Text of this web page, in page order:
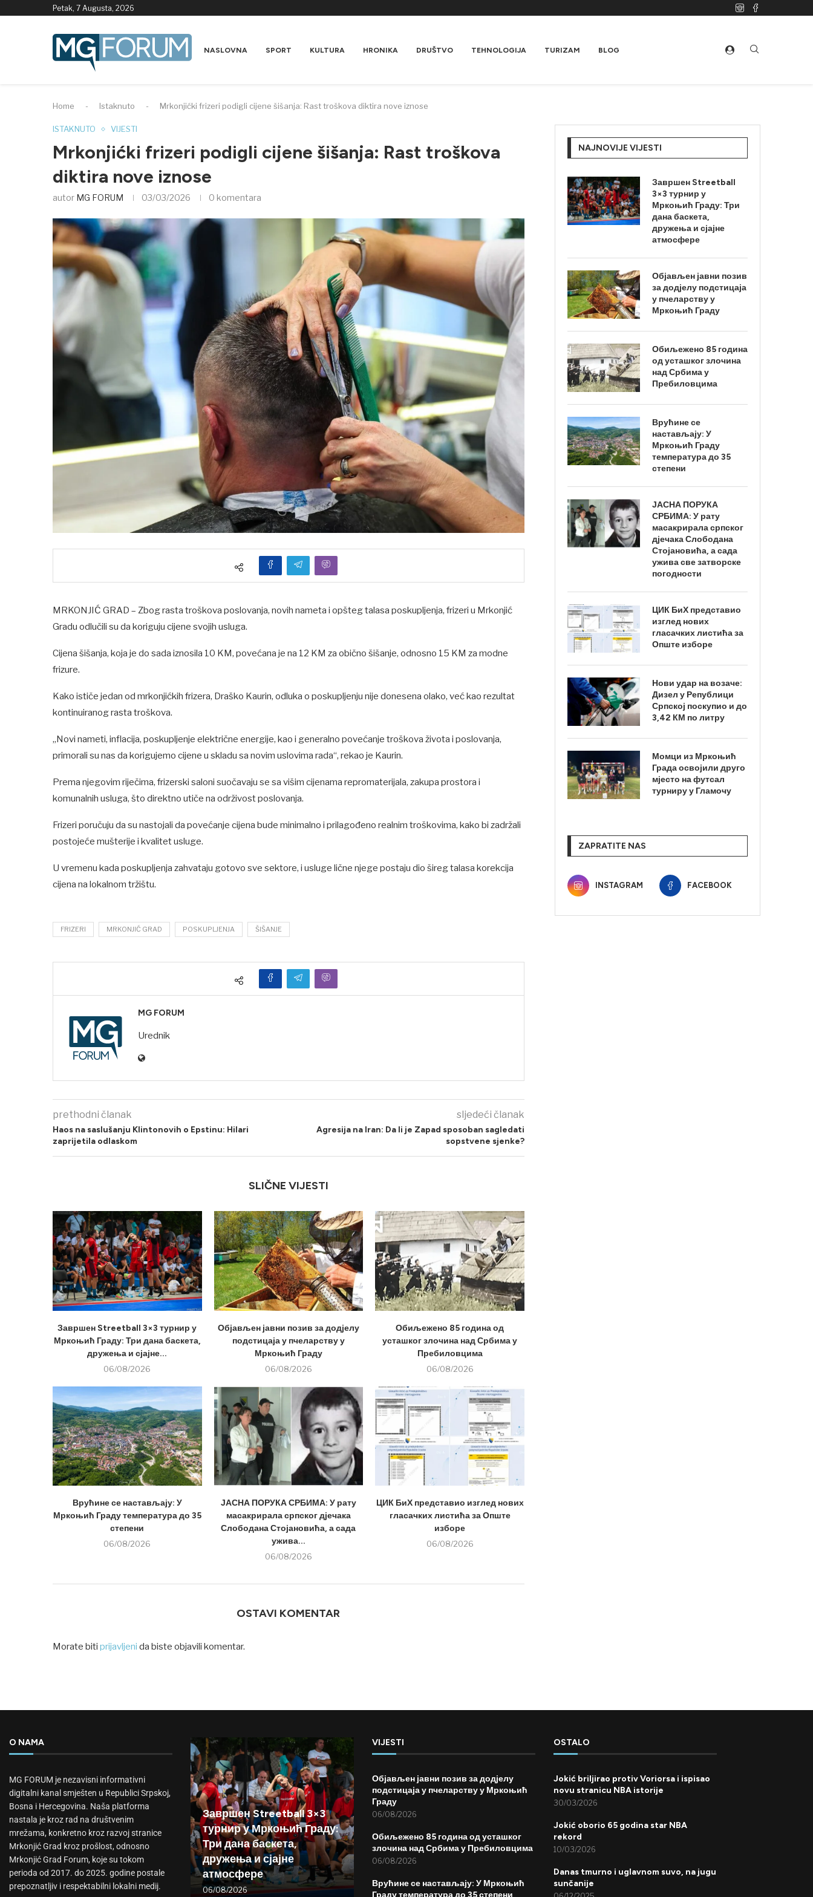
Petak, 7 Augusta, 2026
NASLOVNA SPORT KULTURA HRONIKA DRUŠTVO TEHNOLOGIJA TURIZAM BLOG
Home - Istaknuto - Mrkonjićki frizeri podigli cijene šišanja: Rast troškova diktira nove iznose
ISTAKNUTO VIJESTI
Mrkonjićki frizeri podigli cijene šišanja: Rast troškova
diktira nove iznose
autor MG FORUM 03/03/2026 0 komentara
MRKONJIĆ GRAD – Zbog rasta troškova poslovanja, novih nameta i opšteg talasa poskupljenja, frizeri u Mrkonjić
Gradu odlučili su da koriguju cijene svojih usluga.
Cijena šišanja, koja je do sada iznosila 10 KM, povećana je na 12 KM za obično šišanje, odnosno 15 KM za modne
frizure.
Kako ističe jedan od mrkonjićkih frizera, Draško Kaurin, odluka o poskupljenju nije donesena olako, već kao rezultat
kontinuiranog rasta troškova.
„Novi nameti, inflacija, poskupljenje električne energije, kao i generalno povećanje troškova života i poslovanja,
primorali su nas da korigujemo cijene u skladu sa novim uslovima rada“, rekao je Kaurin.
Prema njegovim riječima, frizerski saloni suočavaju se sa višim cijenama repromaterijala, zakupa prostora i
komunalnih usluga, što direktno utiče na održivost poslovanja.
Frizeri poručuju da su nastojali da povećanje cijena bude minimalno i prilagođeno realnim troškovima, kako bi zadržali
postojeće mušterije i kvalitet usluge.
U vremenu kada poskupljenja zahvataju gotovo sve sektore, i usluge lične njege postaju dio šireg talasa korekcija
cijena na lokalnom tržištu.
FRIZERI MRKONJIĆ GRAD POSKUPLJENJA ŠIŠANJE
MG FORUM
Urednik
prethodni članak
Haos na saslušanju Klintonovih o Epstinu: Hilari
zaprijetila odlaskom
sljedeći članak
Agresija na Iran: Da li je Zapad sposoban sagledati
sopstvene sjenke?
SLIČNE VIJESTI
Завршен Streetball 3×3 турнир у
Мркоњић Граду: Три дана баскета,
дружења и сјајне...
06/08/2026
Објављен јавни позив за додјелу
подстицаја у пчеларству у
Мркоњић Граду
06/08/2026
Обиљежено 85 година од
усташког злочина над Србима у
Пребиловцима
06/08/2026
Врућине се настављају: У
Мркоњић Граду температура до 35
степени
06/08/2026
ЈАСНА ПОРУКА СРБИМА: У рату
масакрирала српског дјечака
Слободана Стојановића, а сада
ужива...
06/08/2026
ЦИК БиХ представио изглед нових
гласачких листића за Опште
изборе
06/08/2026
OSTAVI KOMENTAR
Morate biti prijavljeni da biste objavili komentar.
NAJNOVIJE VIJESTI
Завршен Streetball
3×3 турнир у
Мркоњић Граду: Три
дана баскета,
дружења и сјајне
атмосфере
Објављен јавни позив
за додјелу подстицаја
у пчеларству у
Мркоњић Граду
Обиљежено 85 година
од усташког злочина
над Србима у
Пребиловцима
Врућине се
настављају: У
Мркоњић Граду
температура до 35
степени
ЈАСНА ПОРУКА
СРБИМА: У рату
масакрирала српског
дјечака Слободана
Стојановића, а сада
ужива све затворске
погодности
ЦИК БиХ представио
изглед нових
гласачких листића за
Опште изборе
Нови удар на возаче:
Дизел у Републици
Српској поскупио и до
3,42 КМ по литру
Момци из Мркоњић
Града освојили друго
мјесто на футсал
турниру у Гламочу
ZAPRATITE NAS
INSTAGRAM FACEBOOK
O NAMA
MG FORUM je nezavisni informativni
digitalni kanal smješten u Republici Srpskoj,
Bosna i Hercegovina. Naša platforma
nastala je kroz rad na društvenim
mrežama, konkretno kroz razvoj stranice
Mrkonjić Grad kroz prošlost, odnosno
Mrkonjić Grad Forum, koje su tokom
perioda od 2017. do 2025. godine postale
prepoznatljiv i respektabilni lokalni medij.
Завршен Streetball 3×3
турнир у Мркоњић Граду:
Три дана баскета,
дружења и сјајне
атмосфере
06/08/2026
VIJESTI
Објављен јавни позив за додјелу
подстицаја у пчеларству у Мркоњић
Граду
06/08/2026
Обиљежено 85 година од усташког
злочина над Србима у Пребиловцима
06/08/2026
Врућине се настављају: У Мркоњић
OSTALO
Jokić briljirao protiv Voriorsa i ispisao
novu stranicu NBA istorije
30/03/2026
Jokić oborio 65 godina star NBA
rekord
10/03/2026
Danas tmurno i uglavnom suvo, na jugu
sunčanije